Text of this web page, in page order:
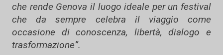
che rende Genova il luogo ideale per un festival
che da sempre celebra il viaggio come
occasione di conoscenza, libertà, dialogo e
trasformazione”.